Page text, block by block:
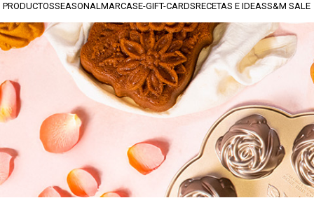
PRODUCTOSSEASONALMARCASE-GIFT-CARDSRECETAS E IDEASS&M SALE